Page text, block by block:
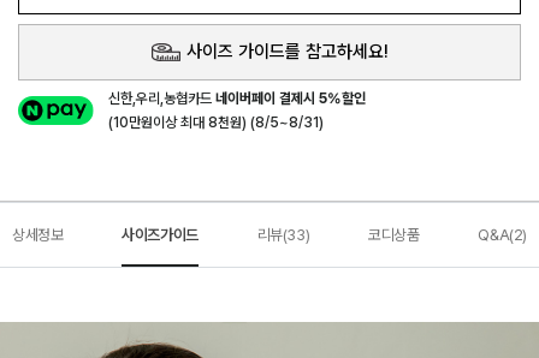
사이즈 가이드를 참고하세요!
신한,우리,농협카드네이버페이 결제시 5%할인
(10만원이상 최대 8천원) (8/5~8/31)
상세정보 사이즈가이드 리뷰(33) 코디상품 Q&A(2)